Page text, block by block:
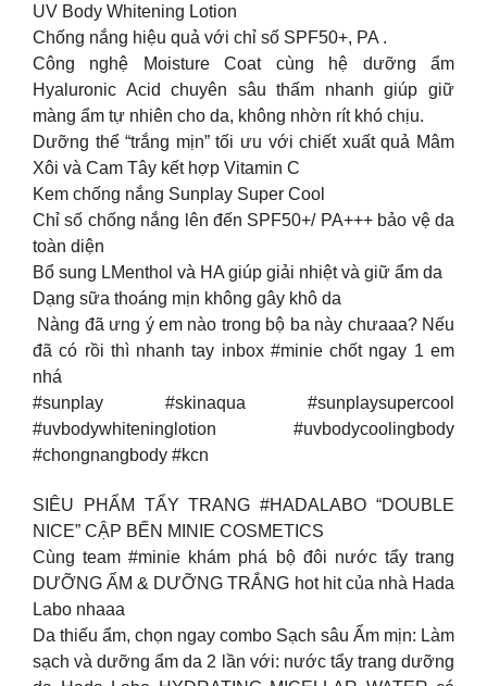
UV Body Whitening Lotion
Chống nắng hiệu quả với chỉ số SPF50+, PA .
Công nghệ Moisture Coat cùng hệ dưỡng ẩm
Hyaluronic Acid chuyên sâu thấm nhanh giúp giữ
màng ẩm tự nhiên cho da, không nhờn rít khó chịu.
Dưỡng thể “trắng mịn” tối ưu với chiết xuất quả Mâm
Xôi và Cam Tây kết hợp Vitamin C
Kem chống nắng Sunplay Super Cool
Chỉ số chống nắng lên đến SPF50+/ PA+++ bảo vệ da
toàn diện
Bổ sung LMenthol và HA giúp giải nhiệt và giữ ẩm da
Dạng sữa thoáng mịn không gây khô da
️ Nàng đã ưng ý em nào trong bộ ba này chưaaa? Nếu
đã có rồi thì nhanh tay inbox #minie chốt ngay 1 em
nhá
#sunplay #skinaqua #sunplaysupercool
#uvbodywhiteninglotion #uvbodycoolingbody
#chongnangbody #kcn
SIÊU PHẨM TẨY TRANG #HADALABO “DOUBLE
NICE” CẬP BẾN MINIE COSMETICS
Cùng team #minie khám phá bộ đôi nước tẩy trang
DƯỠNG ẨM & DƯỠNG TRẮNG hot hit của nhà Hada
Labo nhaaa
Da thiếu ẩm, chọn ngay combo Sạch sâu Ẩm mịn: Làm
sạch và dưỡng ẩm da 2 lần với: nước tẩy trang dưỡng